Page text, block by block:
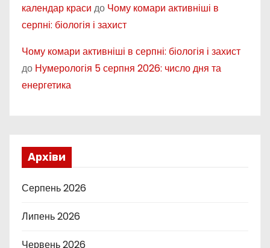
календар краси до Чому комари активніші в
серпні: біологія і захист
Чому комари активніші в серпні: біологія і захист
до Нумерологія 5 серпня 2026: число дня та
енергетика
Архіви
Серпень 2026
Липень 2026
Червень 2026